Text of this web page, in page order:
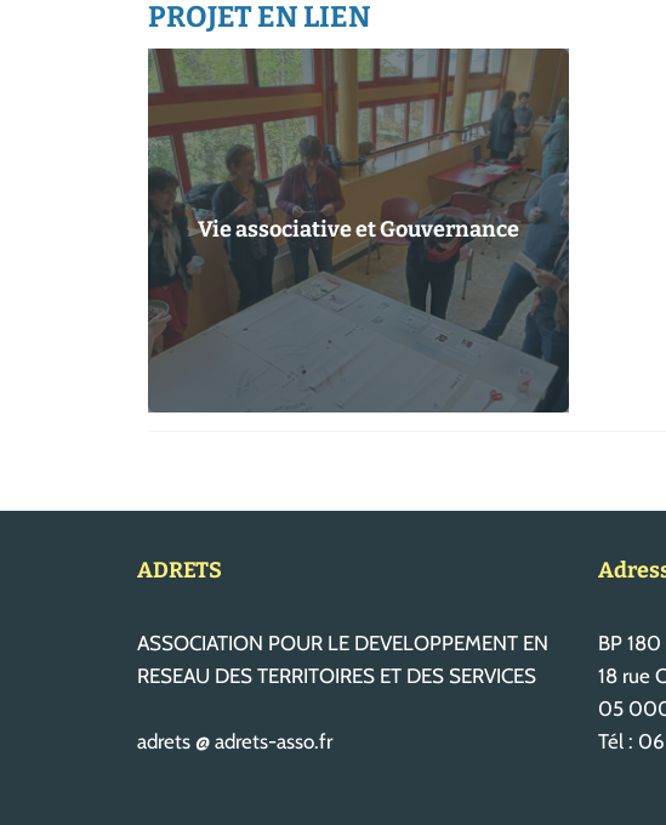
PROJET EN LIEN
Vie associative et Gouvernance
ADRETS
ASSOCIATION POUR LE DEVELOPPEMENT EN
RESEAU DES TERRITOIRES ET DES SERVICES
adrets @ adrets-asso.fr
BP 180
18 rue
05
Tél :